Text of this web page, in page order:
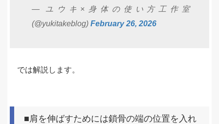
— ユウキ×身体の使い方工作室
(@yukitakeblog) February 26, 2026
では解説します。
■肩を伸ばすためには鎖骨の端の位置を入れ